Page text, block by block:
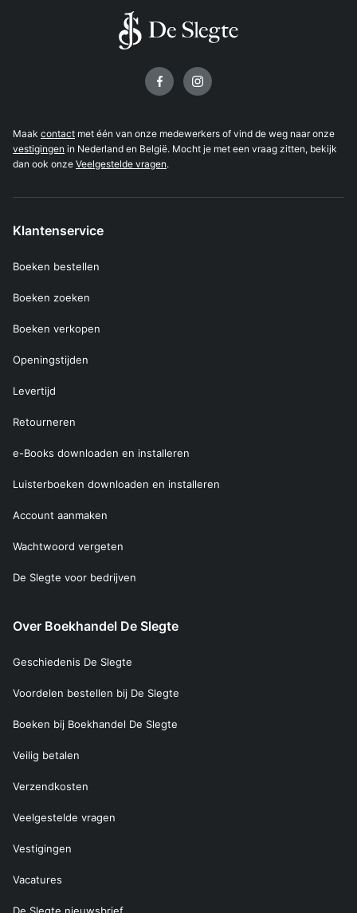
Maak contact met één van onze medewerkers of vind de weg naar onze
vestigingen in Nederland en België. Mocht je met een vraag zitten, bekijk
dan ook onze Veelgestelde vragen.
Klantenservice
Boeken bestellen
Boeken zoeken
Boeken verkopen
Openingstijden
Levertijd
Retourneren
e-Books downloaden en installeren
Luisterboeken downloaden en installeren
Account aanmaken
Wachtwoord vergeten
De Slegte voor bedrijven
Over Boekhandel De Slegte
Geschiedenis De Slegte
Voordelen bestellen bij De Slegte
Boeken bij Boekhandel De Slegte
Veilig betalen
Verzendkosten
Veelgestelde vragen
Vestigingen
Vacatures
De Slegte nieuwsbrief